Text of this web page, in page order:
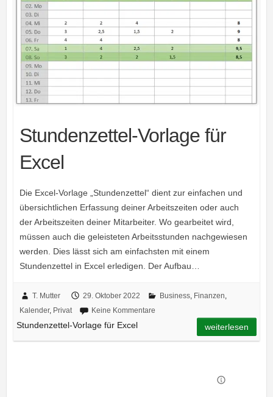
Stundenzettel-Vorlage für
Excel
Die Excel-Vorlage „Stundenzettel“ dient zur einfachen und
übersichtlichen Erfassung deiner Arbeitszeiten oder auch
der Arbeitszeiten deiner Mitarbeiter. Wo gearbeitet wird,
müssen auch die geleisteten Arbeitsstunden nachgewiesen
werden. Dies lässt sich am einfachsten mit einem
Stundenzettel in Excel erledigen. Der Aufbau…
T. Mutter 29. Oktober 2022 Business, Finanzen,
Kalender, Privat Keine Kommentare
Stundenzettel-Vorlage für Excel weiterlesen